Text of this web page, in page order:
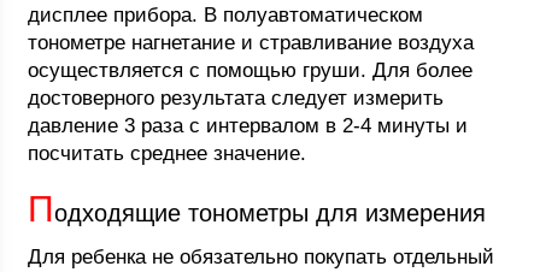
дисплее прибора. В полуавтоматическом
тонометре нагнетание и стравливание воздуха
осуществляется с помощью груши. Для более
достоверного результата следует измерить
давление 3 раза с интервалом в 2-4 минуты и
посчитать среднее значение.
Подходящие тонометры для измерения
Для ребенка не обязательно покупать отдельный